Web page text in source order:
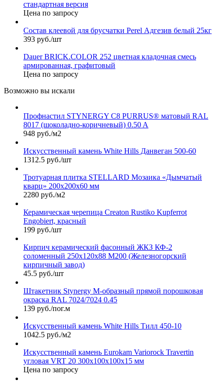
стандартная версия
Цена по запросу
Состав клеевой для брусчатки Perel Адгезив белый 25кг
393 руб./шт
Dauer BRICK.COLOR 252 цветная кладочная смесь
армированная, графитовый
Цена по запросу
Возможно вы искали
Профнастил STYNERGY С8 PURRUS® матовый RAL
8017 (шоколадно-коричневый) 0.50 A
948 руб./м2
Искусственный камень White Hills Данвеган 500-60
1312.5 руб./шт
Тротуарная плитка STELLARD Мозаика «Дымчатый
кварц» 200х200х60 мм
2280 руб./м2
Керамическая черепица Сreaton Rustiko Kupferrot
Engobiert, красный
199 руб./шт
Кирпич керамический фасонный ЖКЗ КФ-2
соломенный 250х120х88 М200 (Железногорский
кирпичный завод)
45.5 руб./шт
Штакетник Stynergy М-образный прямой порошковая
окраска RAL 7024/7024 0.45
139 руб./пог.м
Искусственный камень White Hills Тилл 450-10
1042.5 руб./м2
Искусственный камень Eurokam Variorock Travertin
угловая VRT 20 300х100х100х15 мм
Цена по запросу